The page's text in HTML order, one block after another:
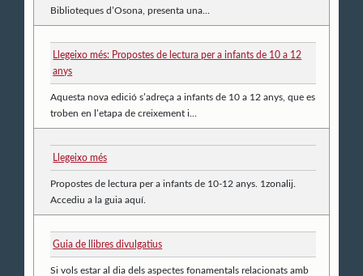
Biblioteques d’Osona, presenta una...
Llegeixo més: Propostes de lectura per a infants de 10 a 12
anys
Aquesta nova edició s’adreça a infants de 10 a 12 anys, que es
troben en l’etapa de creixement i...
Llegeixo més
Propostes de lectura per a infants de 10-12 anys. 1zonalij.
Accediu a la guia aquí.
Guia de llibres divulgatius
Si vols estar al dia dels aspectes fonamentals relacionats amb